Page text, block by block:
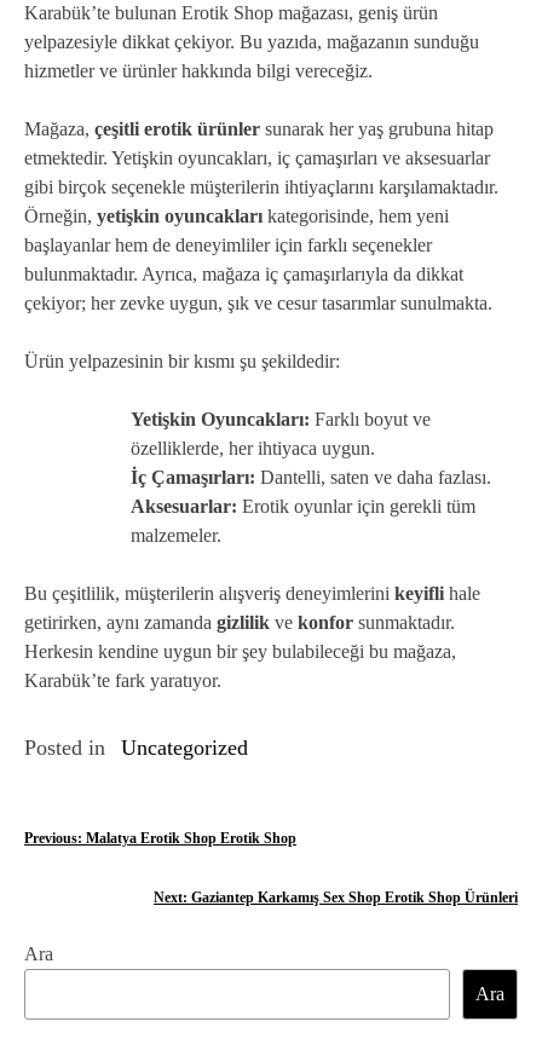
Karabük’te bulunan Erotik Shop mağazası, geniş ürün
yelpazesiyle dikkat çekiyor. Bu yazıda, mağazanın sunduğu
hizmetler ve ürünler hakkında bilgi vereceğiz.
Mağaza, çeşitli erotik ürünler sunarak her yaş grubuna hitap
etmektedir. Yetişkin oyuncakları, iç çamaşırları ve aksesuarlar
gibi birçok seçenekle müşterilerin ihtiyaçlarını karşılamaktadır.
Örneğin, yetişkin oyuncakları kategorisinde, hem yeni
başlayanlar hem de deneyimliler için farklı seçenekler
bulunmaktadır. Ayrıca, mağaza iç çamaşırlarıyla da dikkat
çekiyor; her zevke uygun, şık ve cesur tasarımlar sunulmakta.
Ürün yelpazesinin bir kısmı şu şekildedir:
Yetişkin Oyuncakları: Farklı boyut ve
özelliklerde, her ihtiyaca uygun.
İç Çamaşırları: Dantelli, saten ve daha fazlası.
Aksesuarlar: Erotik oyunlar için gerekli tüm
malzemeler.
Bu çeşitlilik, müşterilerin alışveriş deneyimlerini keyifli hale
getirirken, aynı zamanda gizlilik ve konfor sunmaktadır.
Herkesin kendine uygun bir şey bulabileceği bu mağaza,
Karabük’te fark yaratıyor.
Posted in Uncategorized
Y
ı
g
Previous: Malatya Erotik Shop Erotik Shop
Next: Gaziantep Karkamış Sex Shop Erotik Shop Ürünleri
Ara
Ara